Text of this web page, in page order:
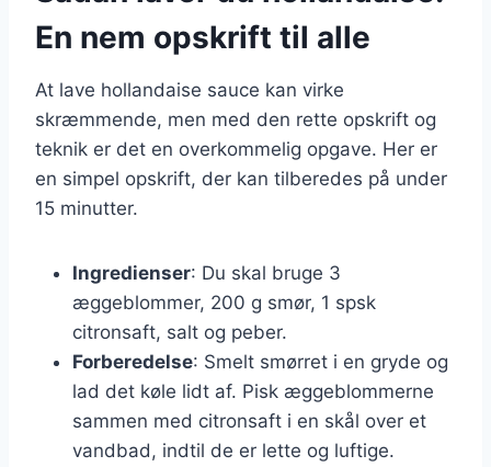
En nem opskrift til alle
At lave hollandaise sauce kan virke
skræmmende, men med den rette opskrift og
teknik er det en overkommelig opgave. Her er
en simpel opskrift, der kan tilberedes på under
15 minutter.
Ingredienser: Du skal bruge 3
æggeblommer, 200 g smør, 1 spsk
citronsaft, salt og peber.
Forberedelse: Smelt smørret i en gryde og
lad det køle lidt af. Pisk æggeblommerne
sammen med citronsaft i en skål over et
vandbad, indtil de er lette og luftige.